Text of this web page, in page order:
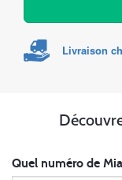
Livraison
Quel numéro de